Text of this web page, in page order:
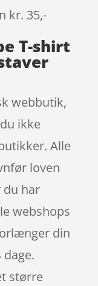
kr. 35,-
T-shirt
webbutik,
ikke
Alle
loven
du har
webshops
din
større